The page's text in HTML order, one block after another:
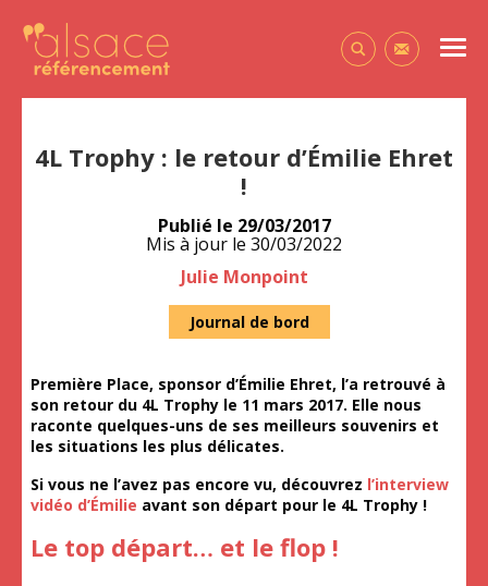
Alsace Référencement Le blog de Première Place
Contactez-
4L Trophy : le retour d’Émilie Ehret
!
Publié le 29/03/2017
Mis à jour le 30/03/2022
Julie Monpoint
Journal de bord
Première Place, sponsor d’Émilie Ehret, l’a retrouvé à
son retour du 4L Trophy le 11 mars 2017. Elle nous
raconte quelques-uns de ses meilleurs souvenirs et
les situations les plus délicates.
Si vous ne l’avez pas encore vu, découvrez l’interview
vidéo d’Émilie avant son départ pour le 4L Trophy !
Le top départ… et le flop !